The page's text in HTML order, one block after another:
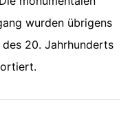
wurden übrigens
20. Jahrhunderts